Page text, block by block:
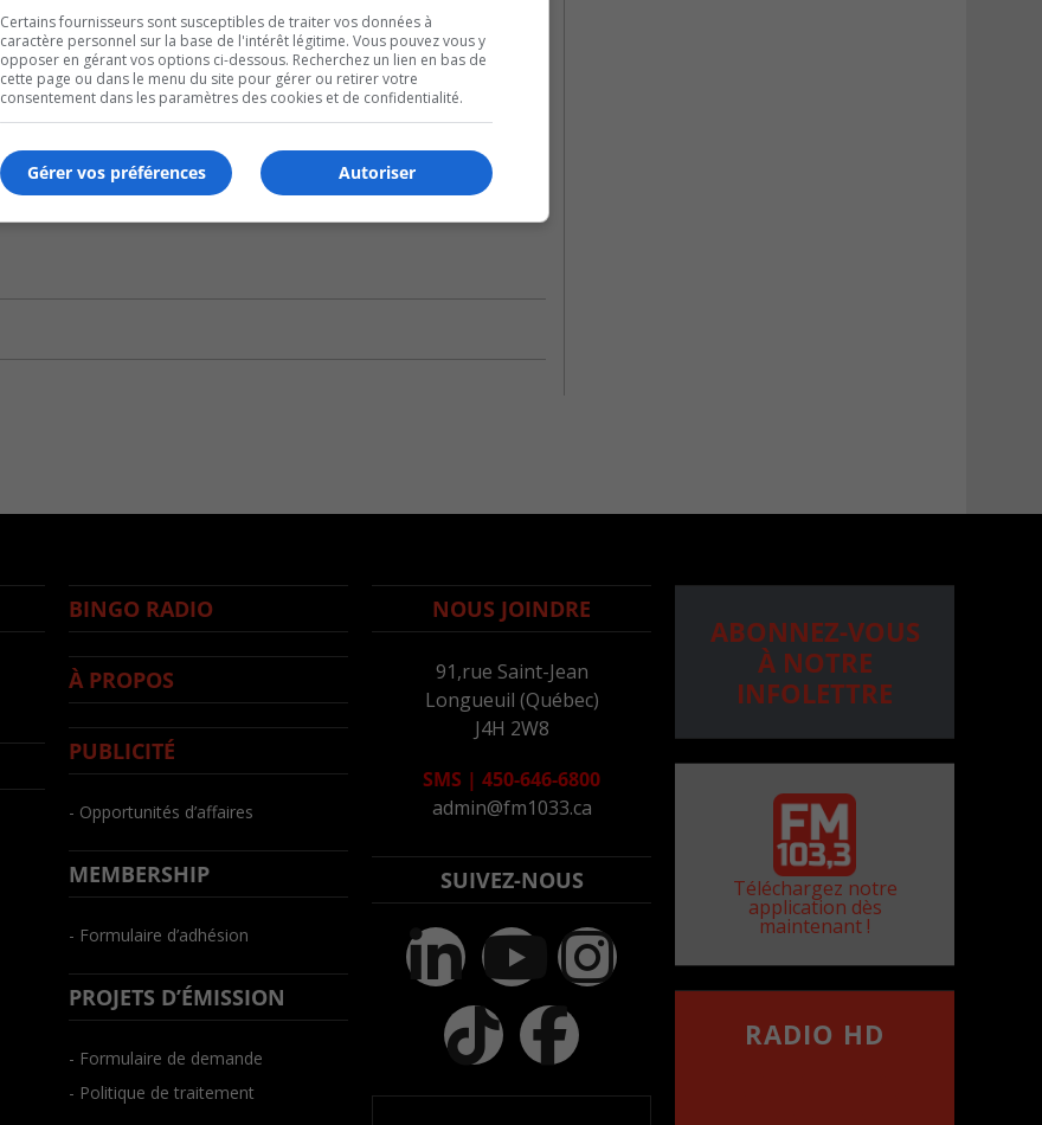
BINGO RADIO
À PROPOS
PUBLICITÉ
- Opportunités d’affaires
MEMBERSHIP
- Formulaire d’adhésion
PROJETS D’ÉMISSION
- Formulaire de demande
- Politique de traitement
NOUS JOINDRE
91,rue Saint-Jean
Longueuil (Québec)
J4H 2W8
SMS | 450-646-6800
admin@fm1033.ca
SUIVEZ-NOUS
ABONNEZ-VOUS
À NOTRE
INFOLETTRE
Téléchargez notre
application dès
maintenant !
RADIO HD
Certains fournisseurs sont susceptibles de traiter vos données à
caractère personnel sur la base de l'intérêt légitime. Vous pouvez vous y
opposer en gérant vos options ci-dessous. Recherchez un lien en bas de
cette page ou dans le menu du site pour gérer ou retirer votre
consentement dans les paramètres des cookies et de confidentialité.
Autoriser
Gérer vos préférences